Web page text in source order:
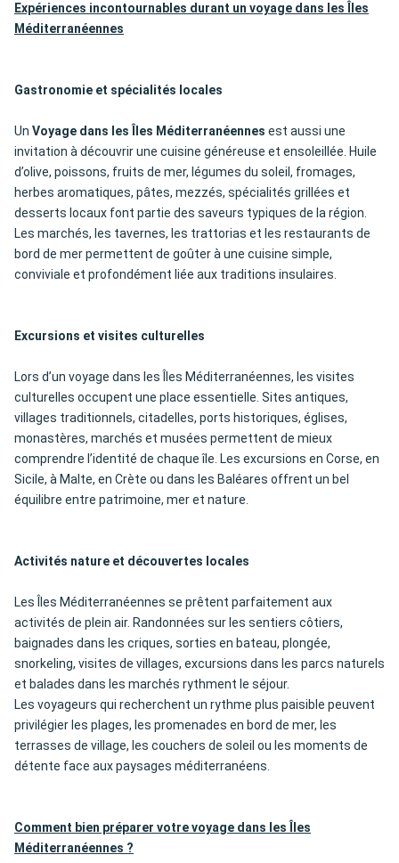
Expériences incontournables durant un voyage dans les Îles
Méditerranéennes
Gastronomie et spécialités locales
Un Voyage dans les Îles Méditerranéennes est aussi une
invitation à découvrir une cuisine généreuse et ensoleillée. Huile
d’olive, poissons, fruits de mer, légumes du soleil, fromages,
herbes aromatiques, pâtes, mezzés, spécialités grillées et
desserts locaux font partie des saveurs typiques de la région.
Les marchés, les tavernes, les trattorias et les restaurants de
bord de mer permettent de goûter à une cuisine simple,
conviviale et profondément liée aux traditions insulaires.
Excursions et visites culturelles
Lors d’un voyage dans les Îles Méditerranéennes, les visites
culturelles occupent une place essentielle. Sites antiques,
villages traditionnels, citadelles, ports historiques, églises,
monastères, marchés et musées permettent de mieux
comprendre l’identité de chaque île. Les excursions en Corse, en
Sicile, à Malte, en Crète ou dans les Baléares offrent un bel
équilibre entre patrimoine, mer et nature.
Activités nature et découvertes locales
Les Îles Méditerranéennes se prêtent parfaitement aux
activités de plein air. Randonnées sur les sentiers côtiers,
baignades dans les criques, sorties en bateau, plongée,
snorkeling, visites de villages, excursions dans les parcs naturels
et balades dans les marchés rythment le séjour.
Les voyageurs qui recherchent un rythme plus paisible peuvent
privilégier les plages, les promenades en bord de mer, les
terrasses de village, les couchers de soleil ou les moments de
détente face aux paysages méditerranéens.
Comment bien préparer votre voyage dans les Îles
Méditerranéennes ?